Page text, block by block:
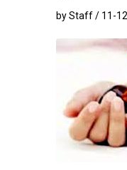
by Staff / 11-